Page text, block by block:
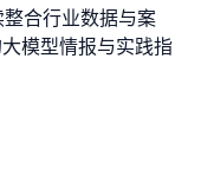
整合行业数据与案
模型情报与实践指